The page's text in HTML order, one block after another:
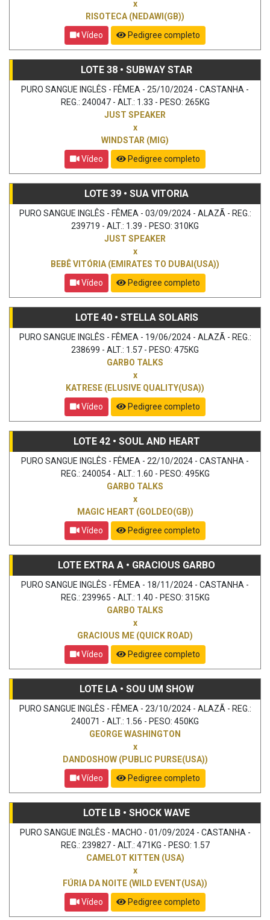
x
RISOTECA (NEDAWI(GB))
Vídeo
Pedigree completo
LOTE 38 • SUBWAY STAR
PURO SANGUE INGLÊS - FÊMEA - 25/10/2024 - CASTANHA -
REG.: 240047 - ALT.: 1.33 - PESO: 265KG
JUST SPEAKER
x
WINDSTAR (MIG)
Vídeo
Pedigree completo
LOTE 39 • SUA VITORIA
PURO SANGUE INGLÊS - FÊMEA - 03/09/2024 - ALAZÃ - REG.:
239719 - ALT.: 1.39 - PESO: 310KG
JUST SPEAKER
x
BEBÊ VITÓRIA (EMIRATES TO DUBAI(USA))
Vídeo
Pedigree completo
LOTE 40 • STELLA SOLARIS
PURO SANGUE INGLÊS - FÊMEA - 19/06/2024 - ALAZÃ - REG.:
238699 - ALT.: 1.57 - PESO: 475KG
GARBO TALKS
x
KATRESE (ELUSIVE QUALITY(USA))
Vídeo
Pedigree completo
LOTE 42 • SOUL AND HEART
PURO SANGUE INGLÊS - FÊMEA - 22/10/2024 - CASTANHA -
REG.: 240054 - ALT.: 1.60 - PESO: 495KG
GARBO TALKS
x
MAGIC HEART (GOLDEO(GB))
Vídeo
Pedigree completo
LOTE EXTRA A • GRACIOUS GARBO
PURO SANGUE INGLÊS - FÊMEA - 18/11/2024 - CASTANHA -
REG.: 239965 - ALT.: 1.40 - PESO: 315KG
GARBO TALKS
x
GRACIOUS ME (QUICK ROAD)
Vídeo
Pedigree completo
LOTE LA • SOU UM SHOW
PURO SANGUE INGLÊS - FÊMEA - 23/10/2024 - ALAZÃ - REG.:
240071 - ALT.: 1.56 - PESO: 450KG
GEORGE WASHINGTON
x
DANDOSHOW (PUBLIC PURSE(USA))
Vídeo
Pedigree completo
LOTE LB • SHOCK WAVE
PURO SANGUE INGLÊS - MACHO - 01/09/2024 - CASTANHA -
REG.: 239827 - ALT.: 471KG - PESO: 1.57
CAMELOT KITTEN (USA)
x
FÚRIA DA NOITE (WILD EVENT(USA))
Vídeo
Pedigree completo